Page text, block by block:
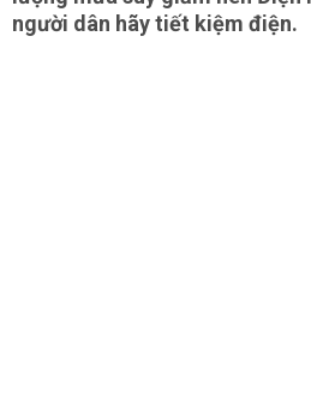
người dân hãy tiết kiệm điện.